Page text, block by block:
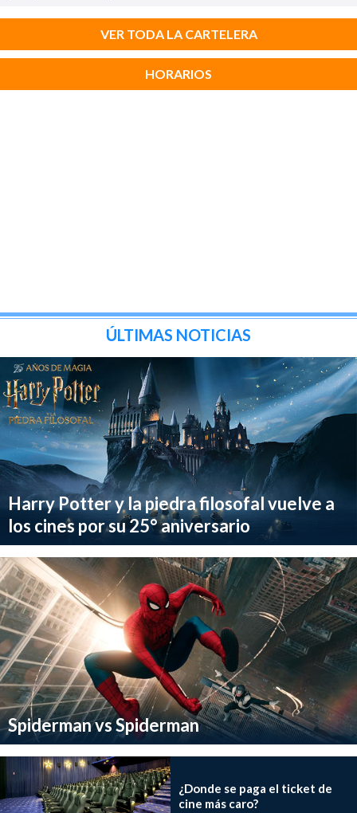
VER TODA LA CARTELERA
HORARIOS
ÚLTIMAS NOTICIAS
Harry Potter y la piedra filosofal vuelve a
los cines por su 25° aniversario
Spiderman vs Spiderman
¿Donde se paga el ticket de
cine más caro?